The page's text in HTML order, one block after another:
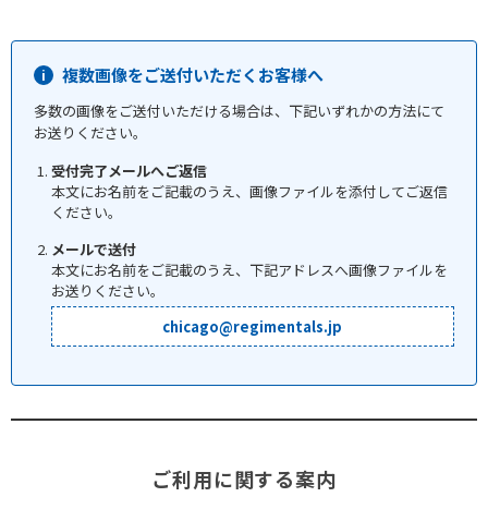
複数画像をご送付いただくお客様へ
多数の画像をご送付いただける場合は、下記いずれかの方法にて
お送りください。
受付完了メールへご返信
本文にお名前をご記載のうえ、画像ファイルを添付してご返信
ください。
メールで送付
本文にお名前をご記載のうえ、下記アドレスへ画像ファイルを
お送りください。
chicago@regimentals.jp
ご利用に関する案内